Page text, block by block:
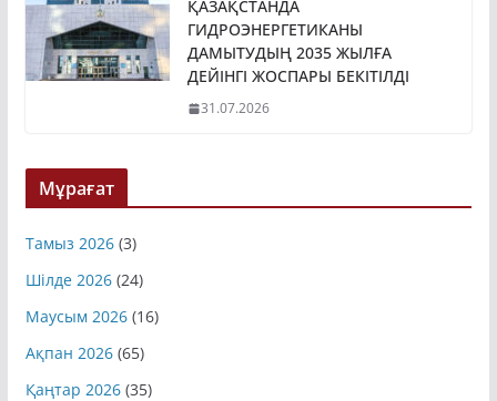
ҚАЗАҚСТАНДА
ГИДРОЭНЕРГЕТИКАНЫ
ДАМЫТУДЫҢ 2035 ЖЫЛҒА
ДЕЙІНГІ ЖОСПАРЫ БЕКІТІЛДІ
31.07.2026
Мұрағат
Тамыз 2026(3)
Шілде 2026(24)
Маусым 2026(16)
Ақпан 2026(65)
Қаңтар 2026(35)